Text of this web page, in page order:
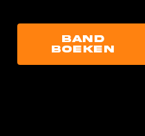
Band
Boeken